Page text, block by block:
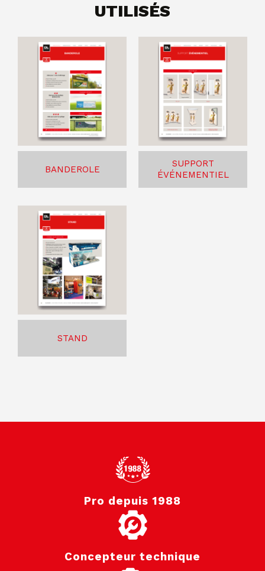
UTILISÉS
BANDEROLE
SUPPORT
ÉVÉNEMENTIEL
STAND
Pro depuis 1988
Concepteur technique